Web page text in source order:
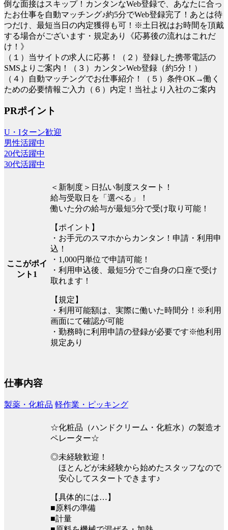
倒な面接はスキップ！カンタンなWeb登録で、あなたに合っ
たお仕事を自動マッチング♪約5分でWeb登録完了！あとは待
つだけ、最短当日の内定獲得も可！※土日祝はお時間を頂戴
する場合がございます・規定あり《応募後の流れはこれだ
け！》
（１）当サイトの求人に応募！（２）登録した携帯電話の
SMSよりご案内！（３）カンタンWeb登録（約5分！）
（４）自動マッチングでお仕事紹介！（５）条件OK→働く
ための必要情報ご入力（６）内定！当社より入社のご案内
PRポイント
U・Iターン歓迎
男性活躍中
20代活躍中
30代活躍中
ここがポイ
ント1
＜新制度＞日払い制度スタート！
給与受取日を「選べる」！
働いた分の給与が最短5分で受け取り可能！
【ポイント】
・お手元のスマホからカンタン！申請・利用申
込！
・1,000円単位で申請可能！
・利用申込後、最短5分でご自身の口座で受け
取れます！
【規定】
・利用可能額は、実際に働いた時間分！※利用
画面にて確認が可能
・勤務時に利用申請の登録が必要です※他利用
規定あり
仕事内容
製薬・化粧品 軽作業・ピッキング
☆化粧品（ハンドクリーム・化粧水）の製造オ
ペレーター☆
◎未経験歓迎！
ほとんどが未経験から始めたスタッフなので
安心してスタートできます♪
【具体的には…】
■原料の準備
■計量